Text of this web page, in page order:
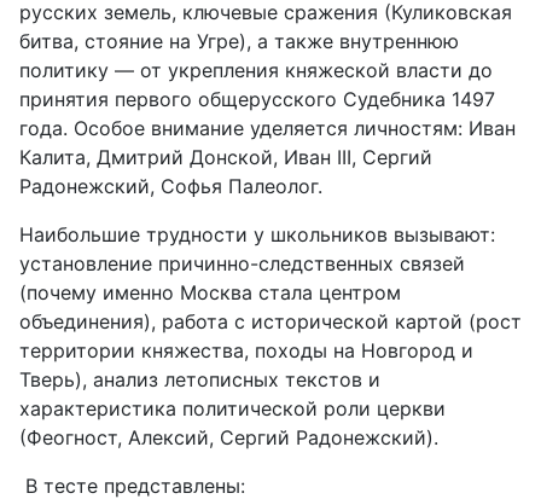
русских земель, ключевые сражения (Куликовская
битва, стояние на Угре), а также внутреннюю
политику — от укрепления княжеской власти до
принятия первого общерусского Судебника 1497
года. Особое внимание уделяется личностям: Иван
Калита, Дмитрий Донской, Иван III, Сергий
Радонежский, Софья Палеолог.
Наибольшие трудности у школьников вызывают:
установление причинно-следственных связей
(почему именно Москва стала центром
объединения), работа с исторической картой (рост
территории княжества, походы на Новгород и
Тверь), анализ летописных текстов и
характеристика политической роли церкви
(Феогност, Алексий, Сергий Радонежский).
В тесте представлены: